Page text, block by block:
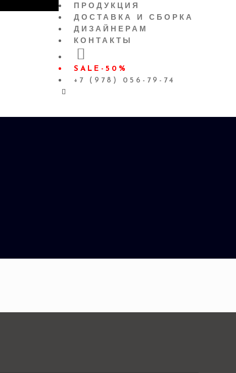
ПРОДУКЦИЯ
ДОСТАВКА И СБОРКА
ДИЗАЙНЕРАМ
КОНТАКТЫ
SALE-50%
+7 (978) 056-79-74